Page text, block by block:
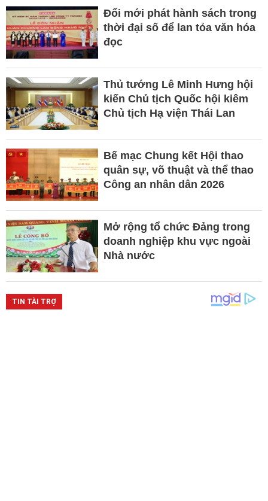
Đổi mới phát hành sách trong
thời đại số để lan tỏa văn hóa
đọc
Thủ tướng Lê Minh Hưng hội
kiến Chủ tịch Quốc hội kiêm
Chủ tịch Hạ viện Thái Lan
Bế mạc Chung kết Hội thao
quân sự, võ thuật và thể thao
Công an nhân dân 2026
Mở rộng tổ chức Đảng trong
doanh nghiệp khu vực ngoài
Nhà nước